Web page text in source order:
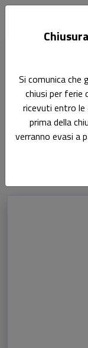
Scienze
Letteratura
Si comunica che
chiusi per ferie
ricevuti entro
prima della
verranno evasi a